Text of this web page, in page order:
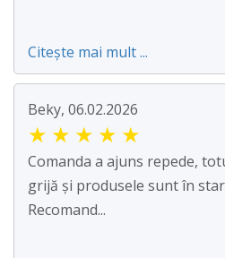
Citește mai mult ...
Beky, 06.02.2026
★ ★ ★ ★ ★
Comanda a ajuns repede,
grijă și produsele sunt în
Recomand...